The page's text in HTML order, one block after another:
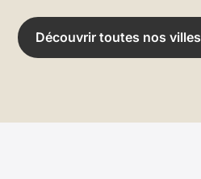
Découvrir toutes nos villes